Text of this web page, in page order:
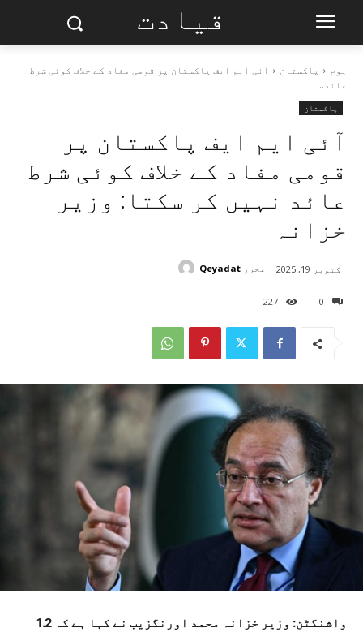
قیادت
ہوم پاکستان
آئی ایم ایف پاکستان پر قومی مفاد کے خلاف کوئی شرط
عائد...
پاکستان
آئی ایم ایف پاکستان پر
قومی مفاد کے خلاف کوئی شرط
عائد نہیں کر سکتا: وزیر
خزانہ
0
227
اکتوبر 19, 2025 محرر Qeyadat
واشنگٹن: وزیر خزانہ محمد اورنگزیب نے کہا ہے کہ 1.2